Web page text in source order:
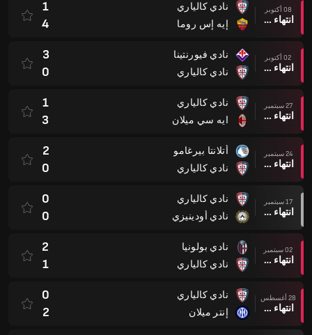
08 أكتوبر
انتهاء وقت المباراة
نادي كالياري
إيه إس روما
1
4
02 أكتوبر
انتهاء وقت المباراة
نادي فيورنتينا
نادي كالياري
3
0
27 سبتمبر
انتهاء وقت المباراة
نادي كالياري
ايه سي ميلان
1
3
24 سبتمبر
انتهاء وقت المباراة
أتلانتا بيرغامو
نادي كالياري
2
0
17 سبتمبر
انتهاء وقت المباراة
نادي كالياري
نادي أودينيزي
0
0
02 سبتمبر
انتهاء وقت المباراة
نادي بولونيا
نادي كالياري
2
1
28 أغسطس
انتهاء وقت المباراة
نادي كالياري
إنتر ميلان
0
2